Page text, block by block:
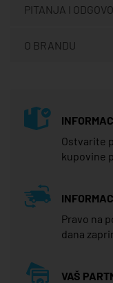
PITANJA I
O BRANDU
Ostvarite
kupovine
Pravo na
dana
VAŠ